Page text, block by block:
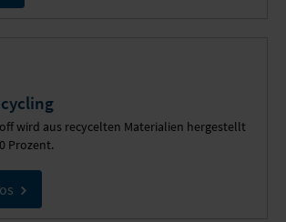
wird aus recycelten Materialien hergestellt
Prozent.